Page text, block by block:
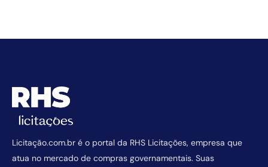
Licitação.com.br é o portal da RHS Licitações, empresa que
atua no mercado de compras governamentais. Suas